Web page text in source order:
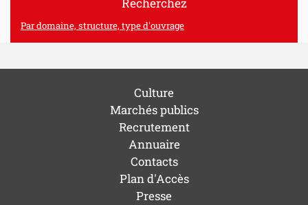
Recherchez
Par domaine, structure, type d'ouvrage
Culture
Marchés publics
Recrutement
Annuaire
Contacts
Plan d'Accès
Presse